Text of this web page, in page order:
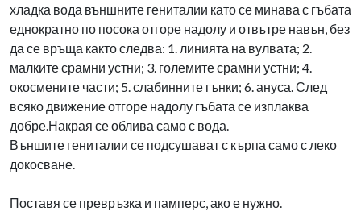
хладка вода външните гениталии като се минава с гъбата
еднократно по посока отгоре надолу и отвътре навън, без
да се връща както следва: 1. линията на вулвата; 2.
малките срамни устни; 3. големите срамни устни; 4.
окосмените части; 5. слабинните гънки; 6. ануса. След
всяко движение отгоре надолу гъбата се изплаква
добре.Накрая се облива само с вода.
Външите гениталии се подсушават с кърпа само с леко
докосване.
Поставя се превръзка и памперс, ако е нужно.